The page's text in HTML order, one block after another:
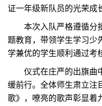
证一年级新队员的光荣成
本次入队严格遵循分批
题教育，带领学生学习少
学兼优的学生顺利通过考
仪式在庄严的出旗曲中
缓前行。全体师生肃立注
歌》，嘹亮的歌声彰显着